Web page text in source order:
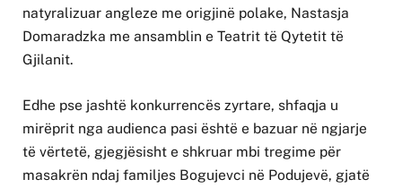
natyralizuar angleze me origjinë polake, Nastasja
Domaradzka me ansamblin e Teatrit të Qytetit të
Gjilanit.
Edhe pse jashtë konkurrencës zyrtare, shfaqja u
mirëprit nga audienca pasi është e bazuar në ngjarje
të vërtetë, gjegjësisht e shkruar mbi tregime për
masakrën ndaj familjes Bogujevci në Podujevë, gjatë